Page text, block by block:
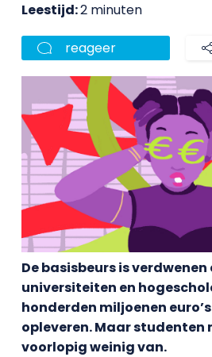
Leestijd:2 minuten
reageer
De basisbeurs is
universiteiten en
honderden miljoenen
opleveren. Maar studenten
voorlopig weinig van.